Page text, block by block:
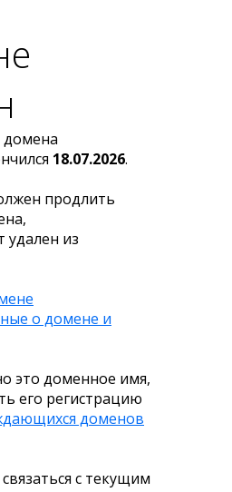
домена
18.07.2026.
продлить
удален из
о домене и
это доменное имя,
его регистрацию
доменов
с текущим